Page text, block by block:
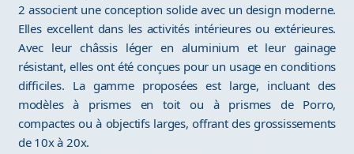
2 associent une conception solide avec un design moderne.
Elles excellent dans les activités intérieures ou extérieures.
Avec leur châssis léger en aluminium et leur gainage
résistant, elles ont été conçues pour un usage en conditions
difficiles. La gamme proposées est large, incluant des
modèles à prismes en toit ou à prismes de Porro,
compactes ou à objectifs larges, offrant des grossissements
de 10x à 20x.